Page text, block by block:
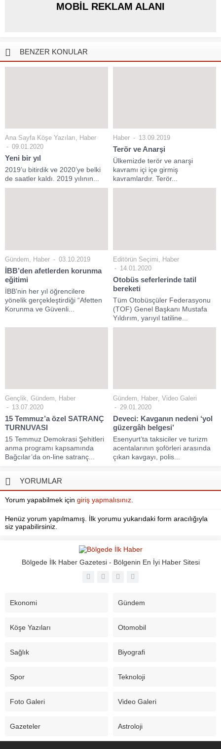
MOBİL REKLAM ALANI
BENZER KONULAR
Ana Sayfa Köşe Yazıları, Haber
09.01.2020
Yeni bir yıl
2019’u bitirdik ve 2020’ye belki
de saatler kaldı. 2019 yılının...
Haber 13.09.2019
Terör ve Anarşi
Ülkemizde terör ve anarşi
kavramı içi içe girmiş
kavramlardır. Terör...
Gündem Haber 03.10.2019
İBB’den afetlerden korunma
eğitimi
İBB’nin her yıl öğrencilere
yönelik gerçekleştirdiği “Afetten
Korunma ve Güvenli...
Editörün Seçimi
Haber
14.01.2020
Otobüs seferlerinde tatil
bereketi
Tüm Otobüsçüler Federasyonu
(TOF) Genel Başkanı Mustafa
Yıldırım, yarıyıl tatiline...
Gençlik Gündem
Haber
13.07.2020
15 Temmuz’a özel SATRANÇ
TURNUVASI
15 Temmuz Demokrasi Şehitleri
anma programı kapsamında
Bağcılar’da on-line satranç...
Gündem Haber Video Galeri
29.01.2020
Deveci: Kavganın nedeni ‘yol
güzergâh belgesi’
Esenyurt’ta taksiciler ve turizm
acentalarının şoförleri arasında
çıkan kavgayı, polis...
YORUMLAR
Yorum yapabilmek için giriş yapmalısınız
Henüz yorum yapılmamış. İlk yorumu yukarıdaki form aracılığıyla
siz yapabilirsiniz.
Bölgede İlk Haber Gazetesi - Bölgenin En İyi Haber Sitesi
Ekonomi Gündem
Köşe Yazıları Otomobil
Sağlık Biyografi
Spor Teknoloji
Foto Galeri Video Galeri
Gazeteler Astroloji